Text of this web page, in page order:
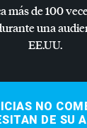
más de 100
una
EE.UU.
NO
DE SU